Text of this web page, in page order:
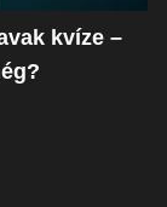
kvíze –